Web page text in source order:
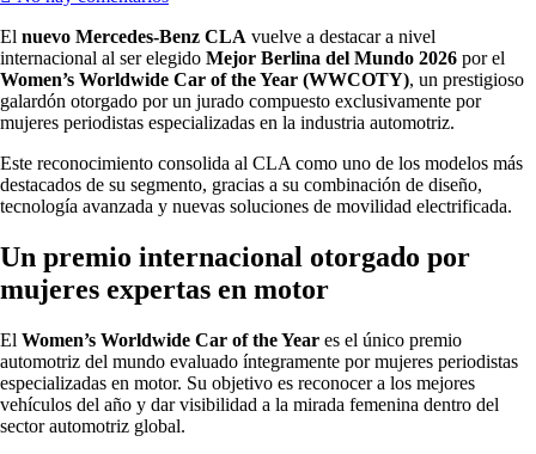
El nuevo Mercedes-Benz CLA vuelve a destacar a nivel
internacional al ser elegido Mejor Berlina del Mundo 2026 por el
Women’s Worldwide Car of the Year (WWCOTY), un prestigioso
galardón otorgado por un jurado compuesto exclusivamente por
mujeres periodistas especializadas en la industria automotriz.
Este reconocimiento consolida al CLA como uno de los modelos más
destacados de su segmento, gracias a su combinación de diseño,
tecnología avanzada y nuevas soluciones de movilidad electrificada.
Un premio internacional otorgado por
mujeres expertas en motor
El Women’s Worldwide Car of the Year es el único premio
automotriz del mundo evaluado íntegramente por mujeres periodistas
especializadas en motor. Su objetivo es reconocer a los mejores
vehículos del año y dar visibilidad a la mirada femenina dentro del
sector automotriz global.